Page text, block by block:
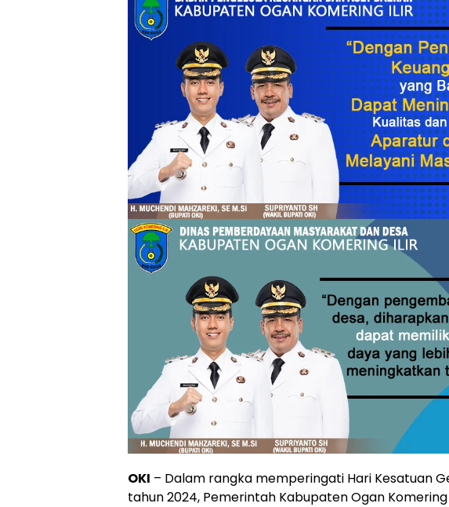
OKI – Dalam rangka memperingati Hari Kesatuan
tahun 2024, Pemerintah Kabupaten Ogan